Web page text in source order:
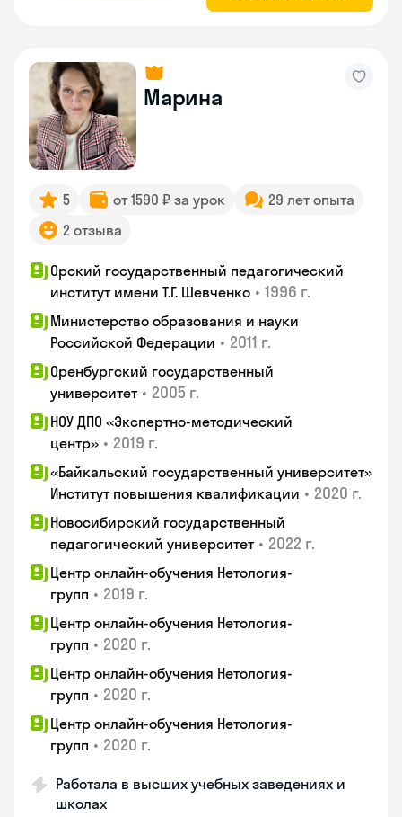
Марина
5 от 1590 ₽ за урок
29 лет опыта
2 отзыва
Орский государственный педагогический
институт имени Т.Г. Шевченко • 1996 г.
Министерство образования и науки
Российской Федерации • 2011 г.
Оренбургский государственный
университет • 2005 г.
НОУ ДПО «Экспертно-методический
центр» • 2019 г.
«Байкальский государственный университет»
Институт повышения квалификации • 2020 г.
Новосибирский государственный
педагогический университет • 2022 г.
Центр онлайн-обучения Нетология-
групп • 2019 г.
Центр онлайн-обучения Нетология-
групп • 2020 г.
Центр онлайн-обучения Нетология-
групп • 2020 г.
Центр онлайн-обучения Нетология-
групп • 2020 г.
Работала в высших учебных заведениях и
школах